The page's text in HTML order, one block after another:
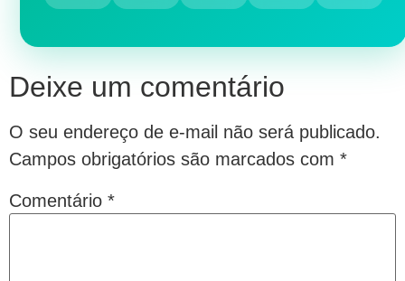
Deixe um comentário
O seu endereço de e-mail não será publicado.
Campos obrigatórios são marcados com *
Comentário *